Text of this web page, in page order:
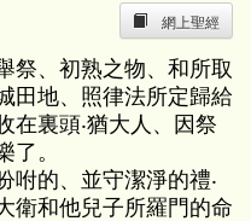
網上聖經
祭、初熟之物、和所取
田地、照律法所定歸給
在裏頭‧猶大人、因祭
了。
的、並守潔淨的禮‧
衛和他兒子所羅門的命